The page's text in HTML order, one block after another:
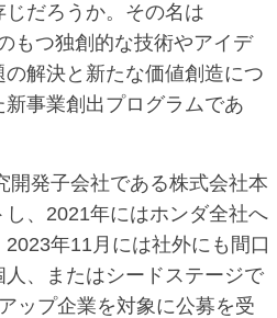
だろうか。その名は
もつ独創的な技術やアイデ
解決と新たな価値創造につ
事業創出プログラムであ
発子会社である株式会社本
、2021年にはホンダ全社へ
年11月には社外にも間口
、またはシードステージで
ップ企業を対象に公募を受